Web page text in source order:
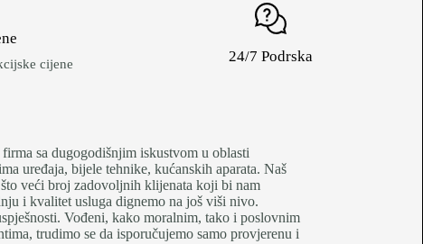
cijene 24/7 Podrska
sa dugogodišnjim iskustvom u oblasti
uređaja, bijele tehnike, kućanskih aparata. Naš
veći broj zadovoljnih klijenata koji bi nam
i kvalitet usluga dignemo na još viši nivo.
Vođeni, kako moralnim, tako i poslovnim
trudimo se da isporučujemo samo provjerenu i